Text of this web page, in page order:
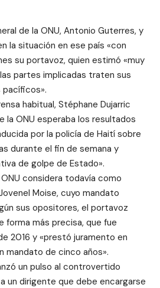
de la ONU, Antonio Guterres, y
la situación en ese país «con
su portavoz, quien estimó «muy
partes implicadas traten sus
habitual, Stéphane Dujarric
la ONU esperaba los resultados
por la policía de Haití sobre
durante el fin de semana y
de golpe de Estado».
considera todavía como
Moise, cuyo mandato
sus opositores, el portavoz
forma más precisa, que fue
2016 y «prestó juramento en
mandato de cinco años».
un pulso al controvertido
un dirigente que debe encargarse